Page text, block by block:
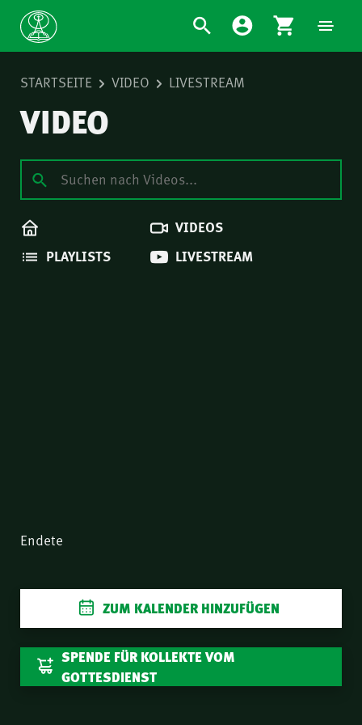
STARTSEITE VIDEO LIVESTREAM
VIDEO
VIDEOS
PLAYLISTS
LIVESTREAM
Endete
ZUM KALENDER HINZUFÜGEN
SPENDE FÜR KOLLEKTE VOM
GOTTESDIENST